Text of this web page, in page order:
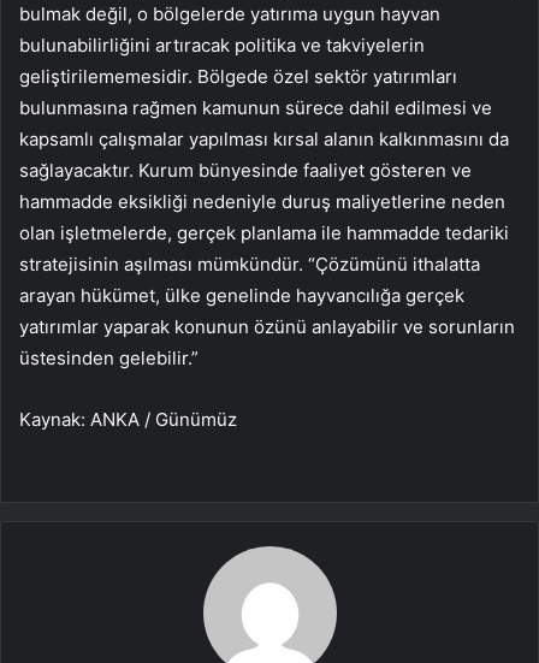
bulmak değil, o bölgelerde yatırıma uygun hayvan
bulunabilirliğini artıracak politika ve takviyelerin
geliştirilememesidir. Bölgede özel sektör yatırımları
bulunmasına rağmen kamunun sürece dahil edilmesi ve
kapsamlı çalışmalar yapılması kırsal alanın kalkınmasını da
sağlayacaktır. Kurum bünyesinde faaliyet gösteren ve
hammadde eksikliği nedeniyle duruş maliyetlerine neden
olan işletmelerde, gerçek planlama ile hammadde tedariki
stratejisinin aşılması mümkündür. “Çözümünü ithalatta
arayan hükümet, ülke genelinde hayvancılığa gerçek
yatırımlar yaparak konunun özünü anlayabilir ve sorunların
üstesinden gelebilir.”
Kaynak: ANKA / Günümüz